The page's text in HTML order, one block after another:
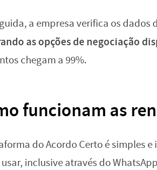
a empresa verifica os dados
as opções de negociação
chegam a 99%.
funcionam as
do Acordo Certo é simples
inclusive através do